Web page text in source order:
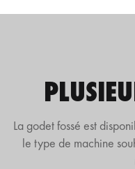
La godet fossé est
le type de machine